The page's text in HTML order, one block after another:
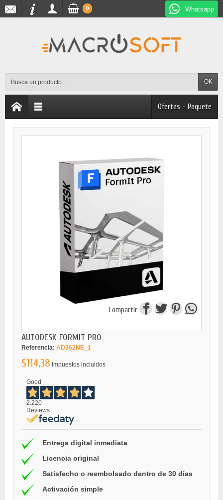
Whatsapp
OK
0
Ofertas - Paquete
Compartir
AUTODESK FORMIT PRO
Referencia: AD362NE_1
$114,38 Impuestos incluidos
Good
2.220
Reviews
Entrega digital inmediata
Licencia original
Satisfecho o reembolsado dentro de 30 días
Activación simple